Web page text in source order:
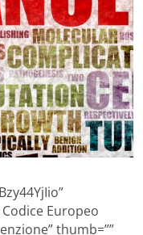
Europeo
thumb=””